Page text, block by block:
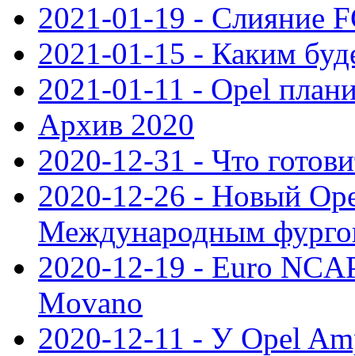
2021-01-19 - Слияние
2021-01-15 - Каким
2021-01-11 - Opel
Архив 2020
2020-12-31 - Что
2020-12-26 - Новый
Международным
2020-12-19 - Euro
Movano
2020-12-11 - У Opel